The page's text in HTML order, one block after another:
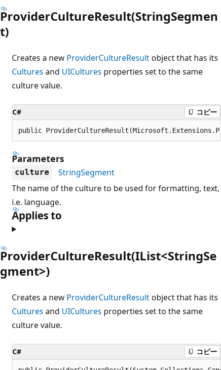
ProviderCultureResult(StringSegmen
t)
Creates a new ProviderCultureResultobject that has its
Cultures and UICultures properties set to the same
culture value.
C# コピー
public
Parameters
culture
StringSegment
The name of the culture to be used for formatting, text,
i.e. language.
Applies to
ProviderCultureResult(IList<StringSe
gment>)
Creates a new ProviderCultureResultobject that has its
Cultures and UICultures properties set to the same
culture value.
C# コピー